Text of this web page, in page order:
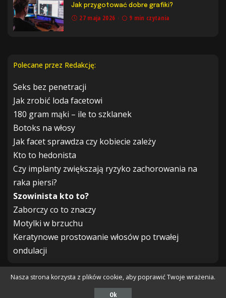
Jak przygotować dobre grafiki?
27 maja 2026 9 min czytania
Polecane przez Redakcję:
Seks bez penetracji
Jak zrobić loda facetowi
180 gram mąki – ile to szklanek
Botoks na włosy
Jak facet sprawdza czy kobiecie zależy
Kto to hedonista
Czy implanty zwiększają ryzyko zachorowania na
raka piersi?
Szowinista kto to?
Zaborczy co to znaczy
Motylki w brzuchu
Keratynowe prostowanie włosów po trwałej
ondulacji
2022 © Copyright
Nasza strona korzysta z plików cookie, aby poprawić Twoje wrażenia.
Ok